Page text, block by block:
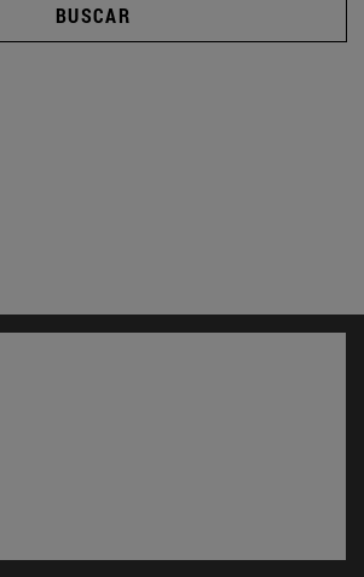
BUSCAR